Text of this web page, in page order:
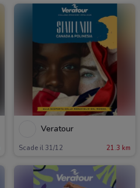
Veratour
Scade il 31/12 21.3 km